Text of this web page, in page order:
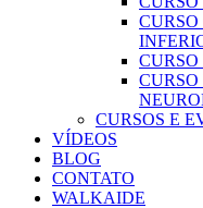
CURSO
CURSOS E
VÍDEOS
BLOG
CONTATO
WALKAIDE